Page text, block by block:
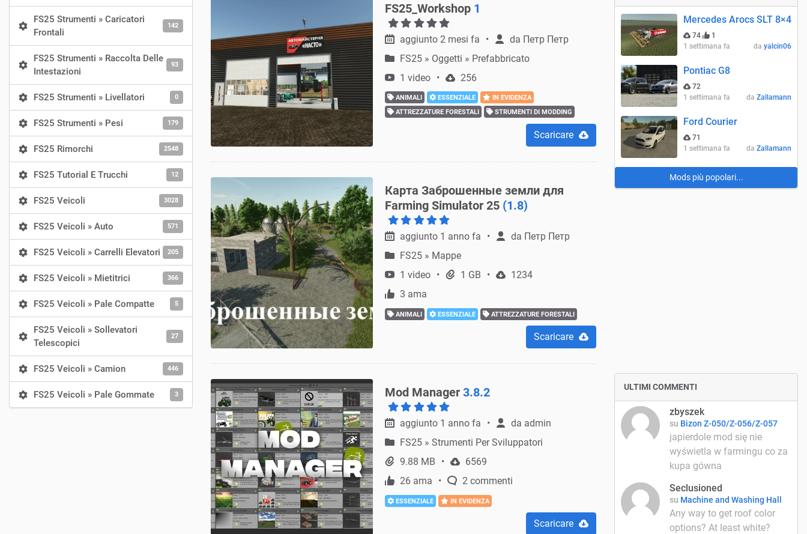
FS25 Strumenti » Caricatori
Frontali
142
FS25 Strumenti » Raccolta Delle
Intestazioni
93
FS25 Strumenti » Livellatori 0
FS25 Strumenti » Pesi 179
FS25 Rimorchi 2548
FS25 Tutorial E Trucchi 12
FS25 Veicoli 3028
FS25 Veicoli » Auto 571
FS25 Veicoli » Carrelli Elevatori 205
FS25 Veicoli » Mietitrici 366
FS25 Veicoli » Pale Compatte 5
FS25 Veicoli » Sollevatori
Telescopici
27
FS25 Veicoli » Camion 446
FS25 Veicoli » Pale Gommate 3
FS25_Workshop 1
aggiunto 2 mesi fa da Петр Петр
FS25 » Oggetti » Prefabbricato
1 video
256
ANIMALI ESSENZIALE
IN EVIDENZA
ATTREZZATURE FORESTALI
STRUMENTI DI MODDING
Scaricare
Карта Заброшенные земли для
Farming Simulator 25 (1.8)
aggiunto 1 anno fa da Петр Петр
FS25 » Mappe
1 video
1 GB
1234
3 ama
ANIMALI ESSENZIALE ATTREZZATURE FORESTALI
Scaricare
Mod Manager 3.8.2
aggiunto 1 anno fa da admin
FS25 » Strumenti Per Sviluppatori
9.88 MB
6569
26 ama
2 commenti
ESSENZIALE IN EVIDENZA
Scaricare
Mercedes Arocs SLT 8×4
74
1
1 settimana fa
da yalcin06
Pontiac G8
72
1 settimana fa
da Zallamann
Ford Courier
71
1 settimana fa
da Zallamann
Mods più popolari...
ULTIMI COMMENTI
zbyszek
su Bizon Z-050/Z-056/Z-057
japierdole mod się nie
wyświetla w farmingu co za
kupa gówna
Seclusioned
su Machine and Washing Hall
Any way to get roof color
options? At least white?